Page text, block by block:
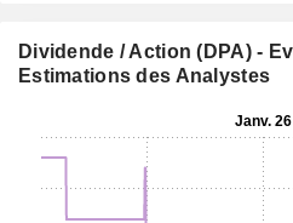
Dividende / Action (DPA) -
Estimations des Analystes